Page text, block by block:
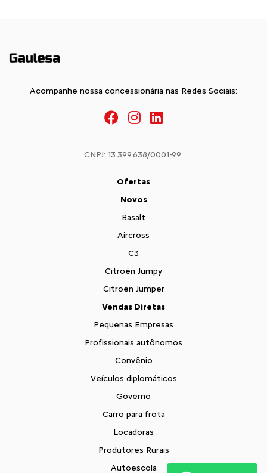
Acompanhe nossa concessionária nas Redes Sociais:
CNPJ: 13.399.638/0001-99
Ofertas
Novos
Basalt
Aircross
C3
Citroën Jumpy
Citroën Jumper
Vendas Diretas
Pequenas Empresas
Profissionais autônomos
Convênio
Veículos diplomáticos
Governo
Carro para frota
Locadoras
Produtores Rurais
Autoescola